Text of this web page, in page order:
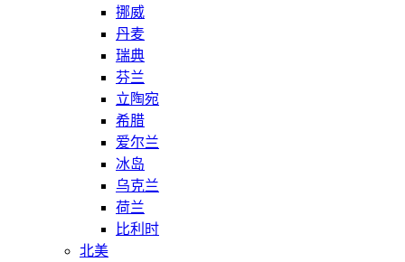
挪威
丹麦
瑞典
芬兰
立陶宛
希腊
爱尔兰
冰岛
乌克兰
荷兰
比利时
北美